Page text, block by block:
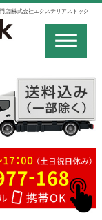
店|株式会社エクステリアストック